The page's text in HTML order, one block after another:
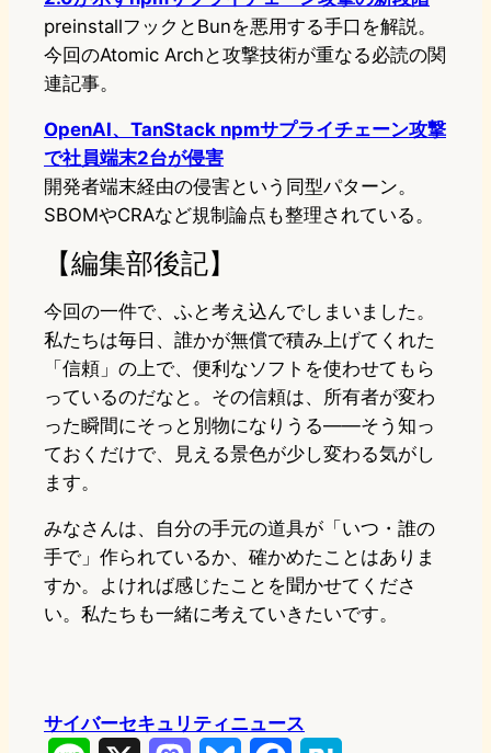
preinstallフックとBunを悪用する手口を解説。
今回のAtomic Archと攻撃技術が重なる必読の関
連記事。
OpenAI、TanStack npmサプライチェーン攻撃
で社員端末2台が侵害
開発者端末経由の侵害という同型パターン。
SBOMやCRAなど規制論点も整理されている。
【編集部後記】
今回の一件で、ふと考え込んでしまいました。
私たちは毎日、誰かが無償で積み上げてくれた
「信頼」の上で、便利なソフトを使わせてもら
っているのだなと。その信頼は、所有者が変わ
った瞬間にそっと別物になりうる——そう知っ
ておくだけで、見える景色が少し変わる気がし
ます。
みなさんは、自分の手元の道具が「いつ・誰の
手で」作られているか、確かめたことはありま
すか。よければ感じたことを聞かせてくださ
い。私たちも一緒に考えていきたいです。
サイバーセキュリティニュース